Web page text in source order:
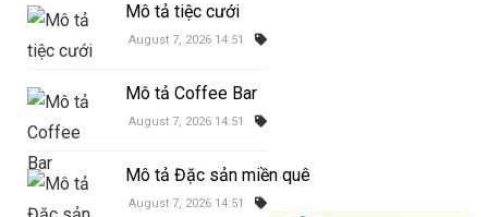
Mô tả tiệc cưới
August 7, 2026 14:51
Mô tả Coffee Bar
August 7, 2026 14:51
Mô tả Đặc sản miền quê
August 7, 2026 14:51